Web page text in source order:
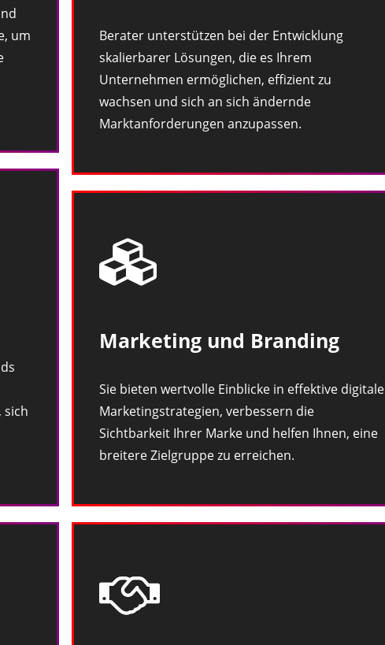
um
sich
Berater unterstützen bei der Entwicklung
skalierbarer Lösungen, die es Ihrem
Unternehmen ermöglichen, effizient zu
wachsen und sich an sich ändernde
Marktanforderungen anzupassen.
Marketing und Branding
Sie bieten wertvolle Einblicke in effektive digitale
Marketingstrategien, verbessern die
Sichtbarkeit Ihrer Marke und helfen Ihnen, eine
breitere Zielgruppe zu erreichen.